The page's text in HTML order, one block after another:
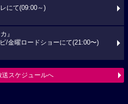
にて(09:00～)
』
/金曜ロードショーにて(21:00〜)
送スケジュールへ